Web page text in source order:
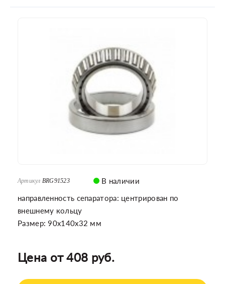
Артикул BRG91523
В наличии
направленность сепаратора: центрирован по
внешнему кольцу
Размер: 90x140x32 мм
Цена от 408 руб.